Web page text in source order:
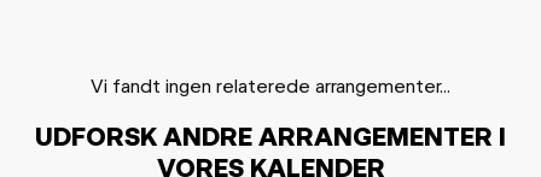
Vi fandt ingen relaterede arrangementer...
UDFORSK ANDRE ARRANGEMENTER I
VORES KALENDER